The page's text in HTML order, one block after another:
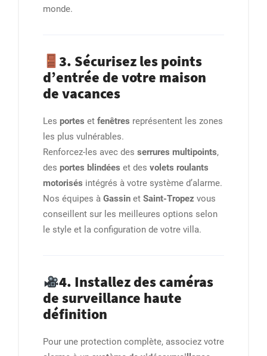
monde.
3. Sécurisez les points
d’entrée de votre maison
de vacances
Les portes et fenêtres représentent les zones
les plus vulnérables.
Renforcez-les avec des serrures multipoints,
des portes blindées et des volets roulants
motorisés intégrés à votre système d’alarme.
Nos équipes à Gassin et Saint-Tropez vous
conseillent sur les meilleures options selon
le style et la configuration de votre villa.
4. Installez des caméras
de surveillance haute
définition
Pour une protection complète, associez votre